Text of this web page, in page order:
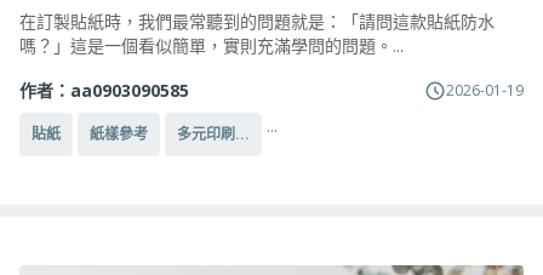
在訂製貼紙時，我們最常聽到的問題就是：「請問這款貼紙防水
嗎？」這是一個看似簡單，實則充滿學問的問題。...
作者： aa0903090585 2026-01-19
貼紙 紙樣參考 多元印刷... ...